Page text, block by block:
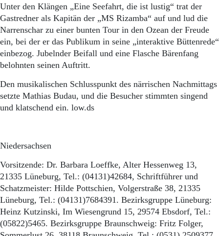
Unter den Klängen „Eine Seefahrt, die ist lustig“ trat der
Gastredner als Kapitän der „MS Rizamba“ auf und lud die
Narrenschar zu einer bunten Tour in den Ozean der Freude
ein, bei der er das Publikum in seine „interaktive Büttenrede“
einbezog. Jubelnder Beifall und eine Flasche Bärenfang
belohnten seinen Auftritt.
Den musikalischen Schlusspunkt des närrischen Nachmittags
setzte Mathias Budau, und die Besucher stimmten singend
und klatschend ein. low.ds
Niedersachsen
Vorsitzende: Dr. Barbara Loeffke, Alter Hessenweg 13,
21335 Lüneburg, Tel.: (04131)42684, Schriftführer und
Schatzmeister: Hilde Pottschien, Volgerstraße 38, 21335
Lüneburg, Tel.: (04131)7684391. Bezirksgruppe Lüneburg:
Heinz Kutzinski, Im Wiesengrund 15, 29574 Ebsdorf, Tel.:
(05822)5465. Bezirksgruppe Braunschweig: Fritz Folger,